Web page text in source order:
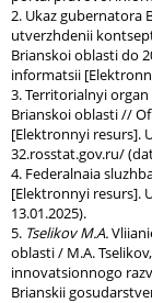
2. Ukaz gubernatora
utverzhdenii
Brianskoi oblasti do
informatsii
3. Territorialnyi
Brianskoi oblasti //
[Elektronnyi resurs].
32.rosstat.gov.ru/
4. Federalnaia
[Elektronnyi resurs].
13.01.2025).
5. Tselikov M.A.
oblasti / M.A.
innovatsionnogo
Brianskii